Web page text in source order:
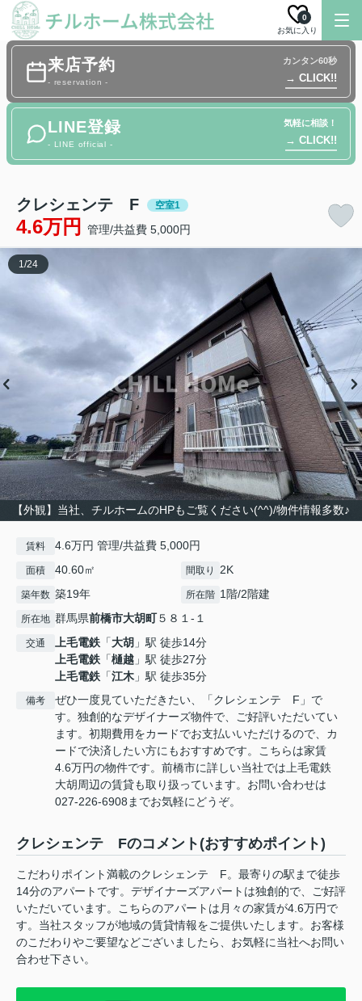
お気に入り
0
来店予約
- reservation -
カンタン60秒
→ CLICK!!
LINE登録
- LINE official -
気軽に相談！
→ CLICK!!
クレシェンテ F 空室1
4.6万円 管理/共益費 5,000円
【外観】当社、チルホームのHPもご覧ください(^^)/物件情報多数♪
1/24
賃料 4.6万円 管理/共益費 5,000円
面積 40.60㎡ 間取り 2K
築年数 築19年 所在階 1階/2階建
所在地 群馬県前橋市大胡町５８１-１
交通 上毛電鉄 「大胡 」駅 徒歩14分
上毛電鉄 「樋越 」駅 徒歩27分
上毛電鉄 「江木 」駅 徒歩35分
備考
ぜひ一度見ていただきたい、「クレシェンテ F」で
す。独創的なデザイナーズ物件で、ご好評いただいてい
ます。初期費用をカードでお支払いいただけるので、カ
ードで決済したい方にもおすすめです。こちらは家賃
4.6万円の物件です。前橋市に詳しい当社では上毛電鉄
大胡周辺の賃貸も取り扱っています。お問い合わせは
027-226-6908までお気軽にどうぞ。
クレシェンテ Fのコメント(おすすめポイント)
こだわりポイント満載のクレシェンテ F。最寄りの駅まで徒歩
14分のアパートです。デザイナーズアパートは独創的で、ご好評
いただいています。こちらのアパートは月々の家賃が4.6万円で
す。当社スタッフが地域の賃貸情報をご提供いたします。お客様
のこだわりやご要望などございましたら、お気軽に当社へお問い
合わせ下さい。